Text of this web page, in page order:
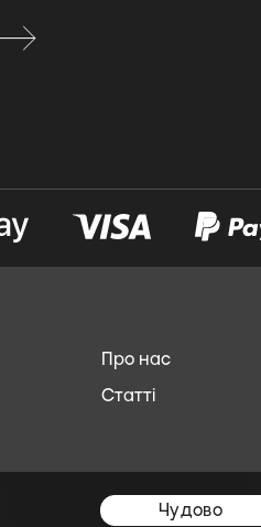
Про нас
Статті
Чудово